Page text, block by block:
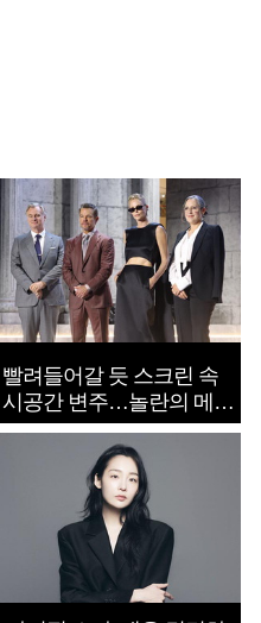
빨려들어갈 듯 스크린 속
시공간 변주…놀란의 메시
지는 ‘전쟁 속죄’